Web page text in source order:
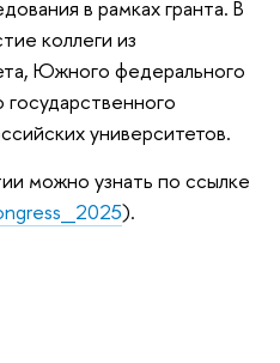
в рамках гранта. В
коллеги из
Южного федерального
государственного
университетов.
можно узнать по ссылке
).